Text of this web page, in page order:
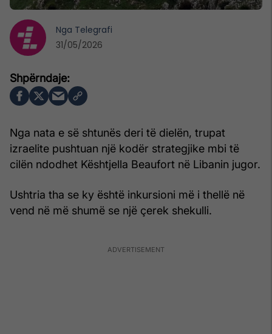
Nga nata e së shtunës deri të dielën, trupat
izraelite pushtuan një kodër strategjike mbi të
cilën ndodhet Kështjella Beaufort në Libanin jugor.
Ushtria tha se ky është inkursioni më i thellë në
vend në më shumë se një çerek shekulli.
Nga Telegrafi
31/05/2026